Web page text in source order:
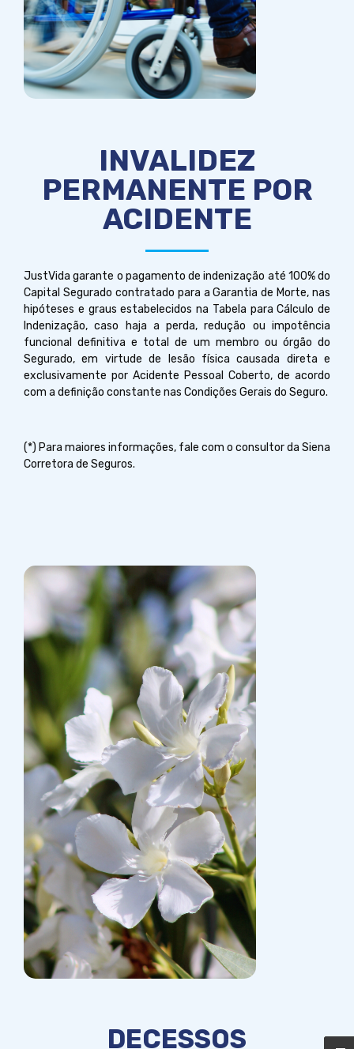
INVALIDEZ
PERMANENTE POR
ACIDENTE
JustVida garante o pagamento de indenização até 100% do
Capital Segurado contratado para a Garantia de Morte, nas
hipóteses e graus estabelecidos na Tabela para Cálculo de
Indenização, caso haja a perda, redução ou impotência
funcional definitiva e total de um membro ou órgão do
Segurado, em virtude de lesão física causada direta e
exclusivamente por Acidente Pessoal Coberto, de acordo
com a definição constante nas Condições Gerais do Seguro.
(*) Para maiores informações, fale com o consultor da Siena
Corretora de Seguros.
DECESSOS